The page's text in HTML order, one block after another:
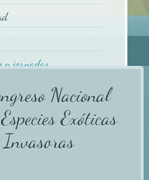
y jornadas
Nacional
Exóticas
Invasoras